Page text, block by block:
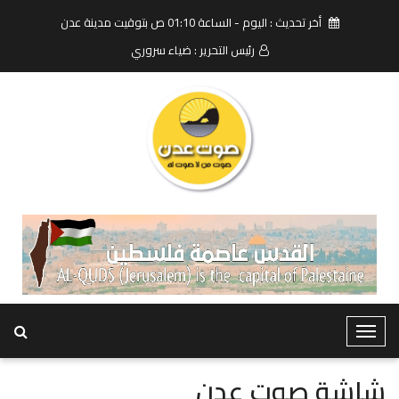
أخر تحديث : اليوم - الساعة 01:10 ص بتوقيت مدينة عدن
رئيس التحرير : ضياء سروري
T
o